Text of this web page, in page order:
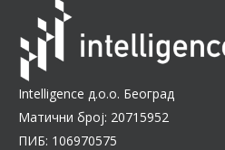
Intelligence д.о.о. Београд
Матични број: 20715952
ПИБ: 106970575